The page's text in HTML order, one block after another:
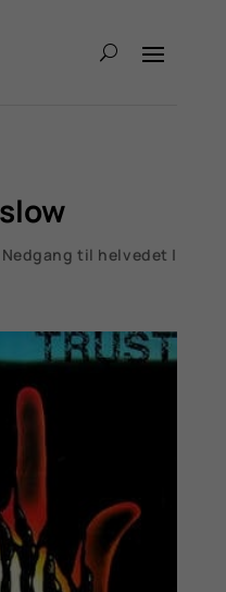
Nedgang til helvedet |